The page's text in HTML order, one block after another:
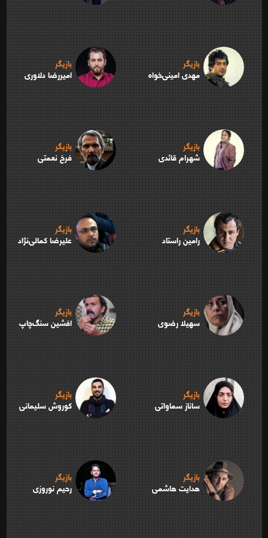
بازیگر
مهدی امینی‌خواه
بازیگر
امیررضا دلاوری
بازیگر
شهرام قائدی
بازیگر
فرخ نعمتی
بازیگر
رامین راستاد
بازیگر
علیرضا کمالی‌نژاد
بازیگر
سهیلا رضوی
بازیگر
افشین سنگ‌چاپ
بازیگر
ساناز سماواتی
بازیگر
کوروش سلیمانی
بازیگر
هدایت هاشمی
بازیگر
رحیم نوروزی